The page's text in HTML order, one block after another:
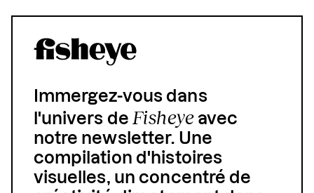
Immergez-vous dans
l'univers de Fisheyeavec
notre newsletter. Une
compilation d'histoires
visuelles, un concentré de